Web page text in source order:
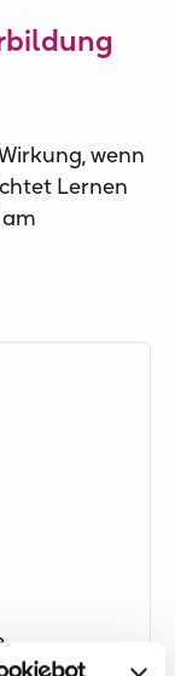
wenn
Lernen